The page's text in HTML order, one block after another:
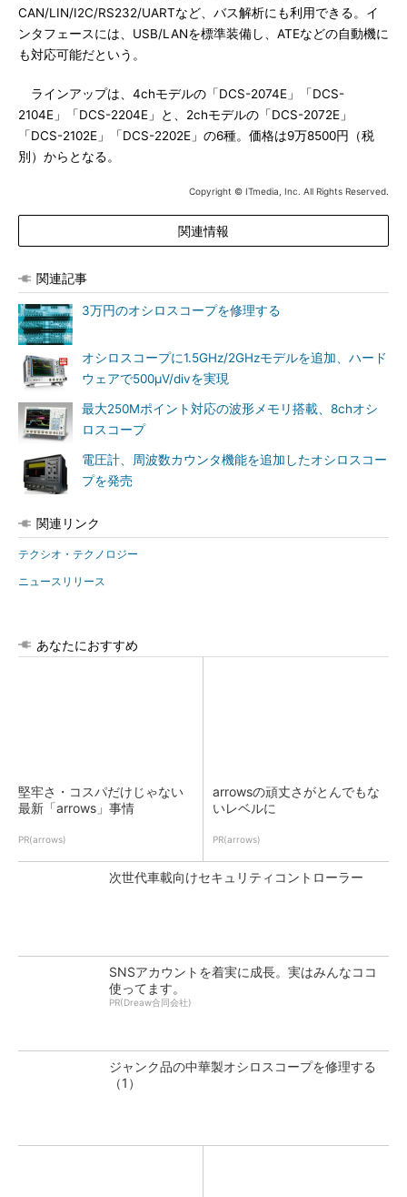
CAN/LIN/I2C/RS232/UARTなど、バス解析にも利用できる。イ
ンタフェースには、USB/LANを標準装備し、ATEなどの自動機に
も対応可能だという。
ラインアップは、4chモデルの「DCS-2074E」「DCS-
2104E」「DCS-2204E」と、2chモデルの「DCS-2072E」
「DCS-2102E」「DCS-2202E」の6種。価格は9万8500円（税
別）からとなる。
Copyright © ITmedia, Inc. All Rights Reserved.
関連情報
関連記事
3万円のオシロスコープを修理する
オシロスコープに1.5GHz/2GHzモデルを追加、ハード
ウェアで500μV/divを実現
最大250Mポイント対応の波形メモリ搭載、8chオシ
ロスコープ
電圧計、周波数カウンタ機能を追加したオシロスコー
プを発売
関連リンク
テクシオ・テクノロジー
ニュースリリース
あなたにおすすめ
堅牢さ・コスパだけじゃない
最新「arrows」事情
PR(arrows)
arrowsの頑丈さがとんでもな
いレベルに
PR(arrows)
次世代車載向けセキュリティコントローラー
SNSアカウントを着実に成長。実はみんなココ
使ってます。
PR(Dreaw合同会社)
ジャンク品の中華製オシロスコープを修理する
（1）